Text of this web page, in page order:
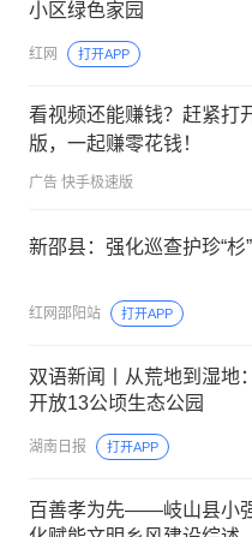
小区绿色家园
红网 打开APP
看视频还能赚钱？赶紧打
版，一起赚零花钱！
广告 快手极速版
新邵县：强化巡查护珍“杉”
红网邵阳站 打开APP
双语新闻丨从荒地到湿地
开放13公顷生态公园
湖南日报 打开APP
百善孝为先——岐山县小